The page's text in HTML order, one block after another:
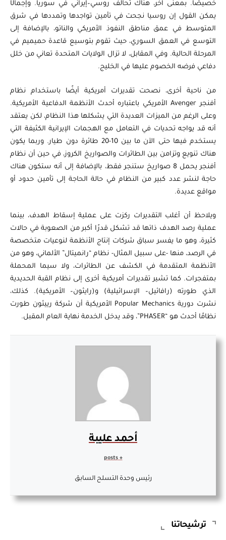
خصيصًا. بمعنى آخر، هناك تحالف روسي–إيراني في سوريا. وإجمالًا
يمكن القول إن روسيا نجحت في تأمين تواجدها وتمددها في شرق
المتوسط في عمق مناطق النفوذ الأمريكي والناتو، بالإضافة إلى
التوسع في العمق السوري، حيث تقوم بتوسيع قاعدة حميميم في
المرحلة الحالية. وفي المقابل، لا تزال الولايات المتحدة تعاني من خلل
دفاعي فرضه الخصوم عليها في الخليج.
من ناحية أخرى، نصحت تقديرات أمريكية أيضًا باستخدام نظام
أفنجر Avenger الأمريكي باعتباره أحدث الأنظمة الدفاعية الأمريكية.
وعلى الرغم من الميزات العديدة التي يشكلها هذا النظام، لكن يعتقد
أنه قد يواجه تحديات في التعامل مع الهجمات الإيرانية الكثيفة التي
يستخدم فيها حتى الآن ما بين 10-20 طائرة دون طيار. وربما يكون
هناك تنويع وتزامن بين الطائرات والصواريخ الكروز، في حين أن نظام
أفنجر يحمل 8 صواريخ ستنجر فقط، بالإضافة إلى أنه ستكون هناك
حاجة لنشر عدد كبير من النظام في حالة الحاجة إلى تأمين حدود أو
مواقع عديدة.
ويلاحظ أن أغلب التقديرات ركزت على عملية إسقاط الهدف، بينما
عملية رصد الهدف ذاتها قد تشكل قدرًا أكبر من الصعوبة في حالات
كثيرة، وهو ما يفسر سباق شركات إنتاج الأنظمة لنوعيات متخصصة
في الرصد، منها -على سبيل المثال- نظام “رانميتال” الألماني، وهو من
الأنظمة المتقدمة في الكشف عن الطائرات، ولا سيما المحملة
بمتفجرات. كما تشير تقديرات أمريكية أخرى إلى نظام القبة الحديدية
الذي طورته (رافائيل– الإسرائيلية) و(رايثون– الأمريكية). كذلك،
نشرت دورية Popular Mechanics الأمريكية أن شركة رييثون طورت
نظامًا أحدث هو “PHASER”، وقد يدخل الخدمة نهاية العام المقبل.
أحمد عليبة
رئيس وحدة التسلح السابق
ترشيحاتنا